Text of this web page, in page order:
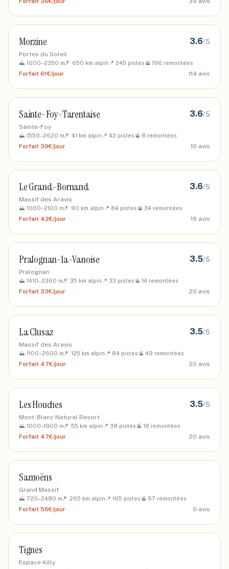
Morzine
Portes du Soleil
3.6/5
⛰️ 1000–2350 m🎿 650 km alpin 📍 245 pistes🚡 196 remontées
Forfait 61€/jour 114 avis
Sainte-Foy-Tarentaise
Sainte-Foy
3.6/5
⛰️ 1550–2620 m🎿 41 km alpin 📍 43 pistes🚡 8 remontées
Forfait 39€/jour 10 avis
Le Grand-Bornand
Massif des Aravis
3.6/5
⛰️ 1000–2100 m🎿 90 km alpin 📍 84 pistes🚡 34 remontées
Forfait 42€/jour 19 avis
Pralognan-la-Vanoise
Pralognan
3.5/5
⛰️ 1410–2360 m🎿 35 km alpin 📍 33 pistes🚡 14 remontées
Forfait 33€/jour 20 avis
La Clusaz
Massif des Aravis
3.5/5
⛰️ 1100–2600 m🎿 125 km alpin 📍 84 pistes🚡 49 remontées
Forfait 47€/jour 20 avis
Les Houches
Mont-Blanc Natural Resort
3.5/5
⛰️ 1000–1900 m🎿 55 km alpin 📍 38 pistes🚡 18 remontées
Forfait 47€/jour 20 avis
Samoëns
Grand Massif
⛰️ 720–2480 m🎿 265 km alpin 📍 165 pistes🚡 67 remontées
Forfait 56€/jour 0 avis
Tignes
Espace Killy